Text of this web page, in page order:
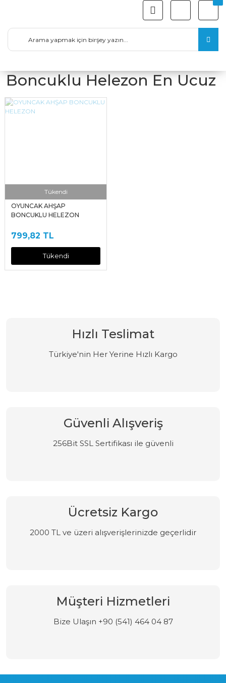
Boncuklu Helezon En Ucuz
Tükendi
OYUNCAK AHŞAP
BONCUKLU HELEZON
799,82 TL
Tükendi
Hızlı Teslimat
Türkiye'nin Her Yerine Hızlı Kargo
Güvenli Alışveriş
256Bit SSL Sertifikası ile güvenli
Ücretsiz Kargo
2000 TL ve üzeri alışverişlerinizde geçerlidir
Müşteri Hizmetleri
Bize Ulaşın +90 (541) 464 04 87